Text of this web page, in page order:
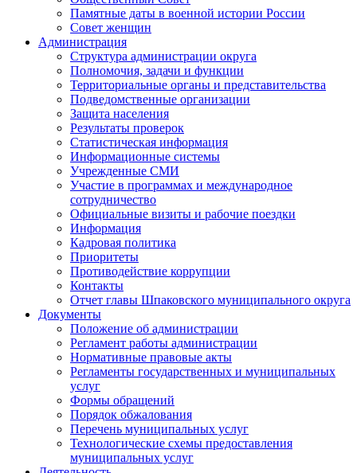
Памятные даты в военной истории России
Совет женщин
Администрация
Структура администрации округа
Полномочия, задачи и функции
Территориальные органы и представительства
Подведомственные организации
Защита населения
Результаты проверок
Статистическая информация
Информационные системы
Учрежденные СМИ
Участие в программах и международное
сотрудничество
Официальные визиты и рабочие поездки
Информация
Кадровая политика
Приоритеты
Противодействие коррупции
Контакты
Отчет главы Шпаковского муниципального округа
Документы
Положение об администрации
Регламент работы администрации
Нормативные правовые акты
Регламенты государственных и муниципальных
услуг
Формы обращений
Порядок обжалования
Перечень муниципальных услуг
Технологические схемы предоставления
муниципальных услуг